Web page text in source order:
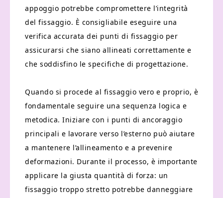
appoggio potrebbe compromettere l’integrità
del fissaggio. È consigliabile eseguire una
verifica accurata dei punti di fissaggio per
assicurarsi che siano allineati correttamente e
che soddisfino le specifiche di progettazione.
Quando si procede al fissaggio vero e proprio, è
fondamentale seguire una sequenza logica e
metodica. Iniziare con i punti di ancoraggio
principali e lavorare verso l’esterno può aiutare
a mantenere l’allineamento e a prevenire
deformazioni. Durante il processo, è importante
applicare la giusta quantità di forza: un
fissaggio troppo stretto potrebbe danneggiare